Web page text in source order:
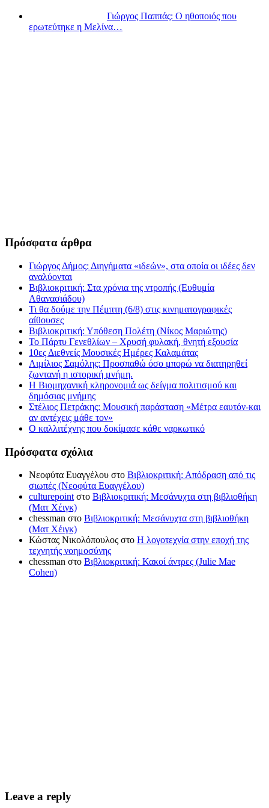
Γιώργος Παππάς: Ο ηθοποιός που
ερωτεύτηκε η Μελίνα…
Πρόσφατα άρθρα
Γιώργος Δήμος: Διηγήματα «ιδεών», στα οποία οι ιδέες δεν
αναλύονται
Βιβλιοκριτική: Στα χρόνια της ντροπής (Ευθυμία
Αθανασιάδου)
Τι θα δούμε την Πέμπτη (6/8) στις κινηματογραφικές
αίθουσες
Βιβλιοκριτική: Υπόθεση Πολέτη (Νίκος Μαριώτης)
Το Πάρτυ Γενεθλίων – Χρυσή φυλακή, θνητή εξουσία
10ες Διεθνείς Μουσικές Ημέρες Καλαμάτας
Αιμίλιος Σαμόλης: Προσπαθώ όσο μπορώ να διατηρηθεί
ζωντανή η ιστορική μνήμη.
Η Βιομηχανική κληρονομιά ως δείγμα πολιτισμού και
δημόσιας μνήμης
Στέλιος Πετράκης: Μουσική παράσταση «Μέτρα εαυτόν-και
αν αντέχεις μάθε τον»
Ο καλλιτέχνης που δοκίμασε κάθε ναρκωτικό
Πρόσφατα σχόλια
Νεοφύτα Ευαγγέλου στο Βιβλιοκριτική: Απόδραση από τις
σιωπές (Νεοφύτα Ευαγγέλου)
culturepointστο Βιβλιοκριτική: Μεσάνυχτα στη βιβλιοθήκη
(Ματ Χέιγκ)
chessman στο Βιβλιοκριτική: Μεσάνυχτα στη βιβλιοθήκη
(Ματ Χέιγκ)
Κώστας Νικολόπουλος στο Η λογοτεχνία στην εποχή της
τεχνητής νοημοσύνης
chessman στο Βιβλιοκριτική: Κακοί άντρες (Julie Mae
Cohen)
Leave a reply